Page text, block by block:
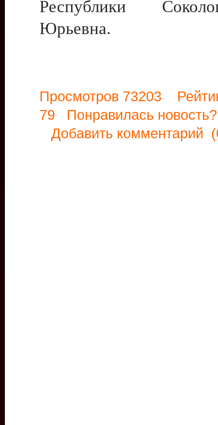
Республики
Юрьевна.
Просмотров 73203
79 Понравилась
Добавить комментарий